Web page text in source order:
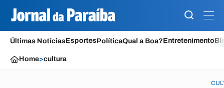
Últimas NotíciasEsportesPolíticaQual a Boa?Entretenimento
Home>cultura